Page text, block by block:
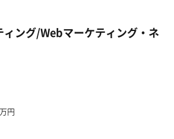
ィング/Webマーケティング・ネ
円